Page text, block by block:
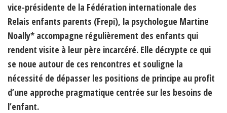
vice-présidente de la Fédération internationale des
Relais enfants parents (Frepi), la psychologue Martine
Noally* accompagne régulièrement des enfants qui
rendent visite à leur père incarcéré. Elle décrypte ce qui
se noue autour de ces rencontres et souligne la
nécessité de dépasser les positions de principe au profit
d’une approche pragmatique centrée sur les besoins de
l’enfant.